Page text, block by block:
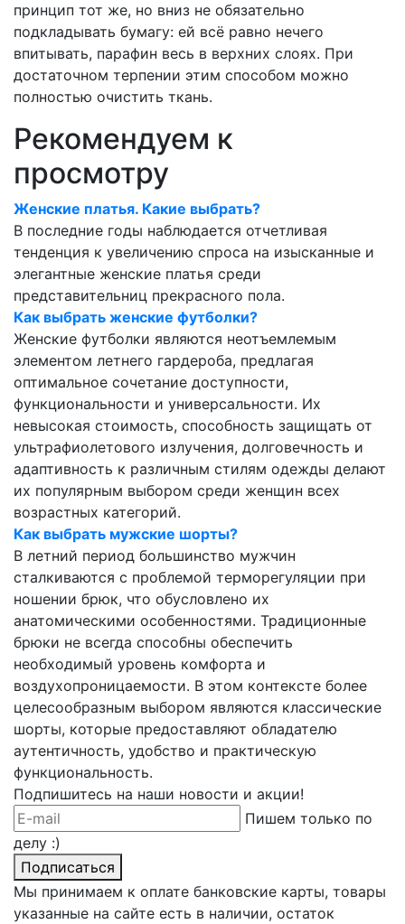
принцип тот же, но вниз не обязательно
подкладывать бумагу: ей всё равно нечего
впитывать, парафин весь в верхних слоях. При
достаточном терпении этим способом можно
полностью очистить ткань.
Рекомендуем к
просмотру
Женские платья. Какие выбрать?
В последние годы наблюдается отчетливая
тенденция к увеличению спроса на изысканные и
элегантные женские платья среди
представительниц прекрасного пола.
Как выбрать женские футболки?
Женские футболки являются неотъемлемым
элементом летнего гардероба, предлагая
оптимальное сочетание доступности,
функциональности и универсальности. Их
невысокая стоимость, способность защищать от
ультрафиолетового излучения, долговечность и
адаптивность к различным стилям одежды делают
их популярным выбором среди женщин всех
возрастных категорий.
Как выбрать мужские шорты?
В летний период большинство мужчин
сталкиваются с проблемой терморегуляции при
ношении брюк, что обусловлено их
анатомическими особенностями. Традиционные
брюки не всегда способны обеспечить
необходимый уровень комфорта и
воздухопроницаемости. В этом контексте более
целесообразным выбором являются классические
шорты, которые предоставляют обладателю
аутентичность, удобство и практическую
функциональность.
Подпишитесь на наши новости и акции!
Пишем только по
делу :)
Подписаться
Мы принимаем к оплате банковские карты, товары
указанные на сайте есть в наличии, остаток